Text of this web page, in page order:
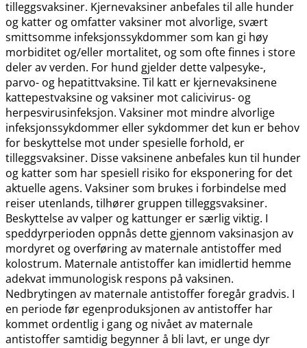
tilleggsvaksiner. Kjernevaksiner anbefales til alle hunder
og katter og omfatter vaksiner mot alvorlige, svært
smittsomme infeksjonssykdommer som kan gi høy
morbiditet og​/​eller mortalitet, og som ofte finnes i store
deler av verden. For hund gjelder dette valpesyke-,
parvo- og hepatittvaksine. Til katt er kjernevaksinene
kattepestvaksine og vaksiner mot calicivirus- og
herpesvirusinfeksjon. Vaksiner mot mindre alvorlige
infeksjonssykdommer eller sykdommer det kun er behov
for beskyttelse mot under spesielle forhold, er
tilleggsvaksiner. Disse vaksinene anbefales kun til hunder
og katter som har spesiell risiko for eksponering for det
aktuelle agens. Vaksiner som brukes i forbindelse med
reiser utenlands, tilhører gruppen tilleggsvaksiner.
Beskyttelse av valper og kattunger er særlig viktig. I
speddyrperioden oppnås dette gjennom vaksinasjon av
mordyret og overføring av maternale antistoffer med
kolostrum. Maternale antistoffer kan imidlertid hemme
adekvat immunologisk respons på vaksinen.
Nedbrytingen av maternale antistoffer foregår gradvis. I
en periode før egenproduksjonen av antistoffer har
kommet ordentlig i gang og nivået av maternale
antistoffer samtidig begynner å bli lavt, er unge dyr